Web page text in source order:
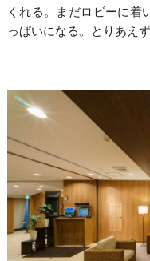
くれる。まだロビーに着
っぱいになる。とりあえ